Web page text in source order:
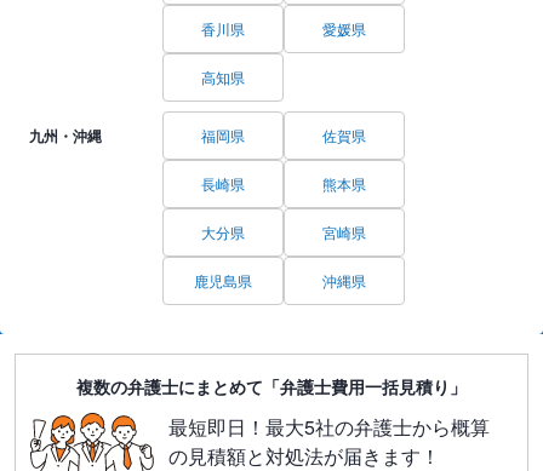
香川県 愛媛県
高知県
九州・沖縄 福岡県 佐賀県
長崎県 熊本県
大分県 宮崎県
鹿児島県 沖縄県
複数の弁護士にまとめて「弁護士費用一括見積り」
最短即日！最大5社の弁護士から概算
の見積額と対処法が届きます！